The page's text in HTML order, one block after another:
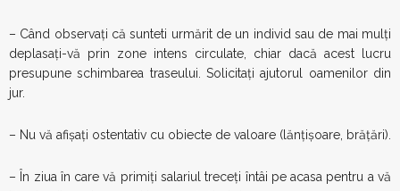
– Când observaţi că sunteti urmărit de un individ sau de mai mulţi
deplasaţi-vă prin zone intens circulate, chiar dacă acest lucru
presupune schimbarea traseului. Solicitaţi ajutorul oamenilor din
jur.
– Nu vă afişaţi ostentativ cu obiecte de valoare (lănţişoare, brăţări).
– În ziua în care vă primiţi salariul treceţi întâi pe acasa pentru a vă